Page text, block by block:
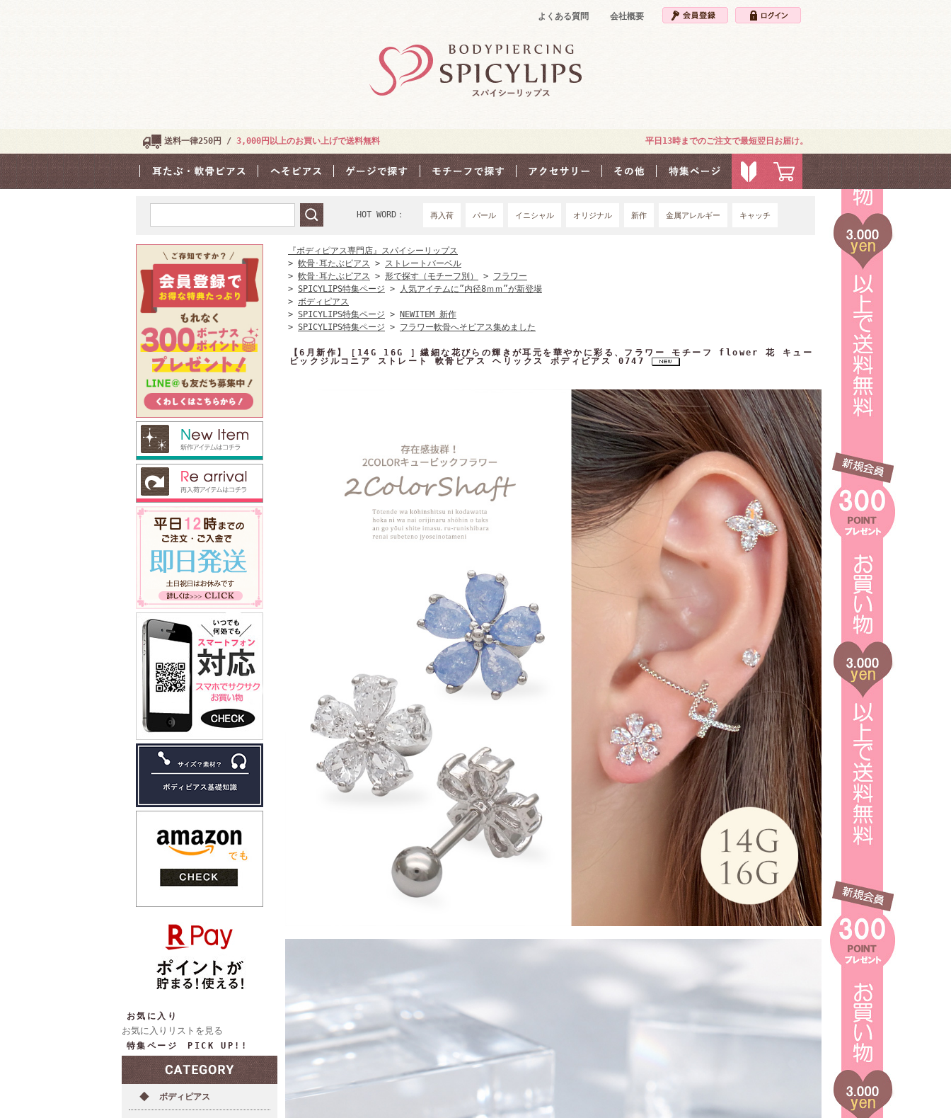
よくある質問 会社概要
送料一律250円 / 3,000円以上のお買い上げで送料無料 平日13時までのご注文で最短翌日お届け。
HOT WORD： 再入荷 パール イニシャル オリジナル 新作 金属アレルギー キャッチ
お気に入り
お気に入りリストを見る
特集ページ PICK UP!!
ボディピアス
『ボディピアス専門店』スパイシーリップス
> 軟骨･耳たぶピアス > ストレートバーベル
> 軟骨･耳たぶピアス > 形で探す（モチーフ別） > フラワー
> SPICYLIPS特集ページ >
人気アイテムに”内径8ｍｍ”が新登場
> ボディピアス
> SPICYLIPS特集ページ >
NEWITEM 新作
> SPICYLIPS特集ページ > フラワー軟骨へそピアス集めました
【6月新作】［14G 16G ］繊細な花びらの輝きが耳元を華やかに彩る、フラワー モチーフ flower 花 キュー
ビックジルコニア ストレート 軟骨ピアス ヘリックス ボディピアス 0747